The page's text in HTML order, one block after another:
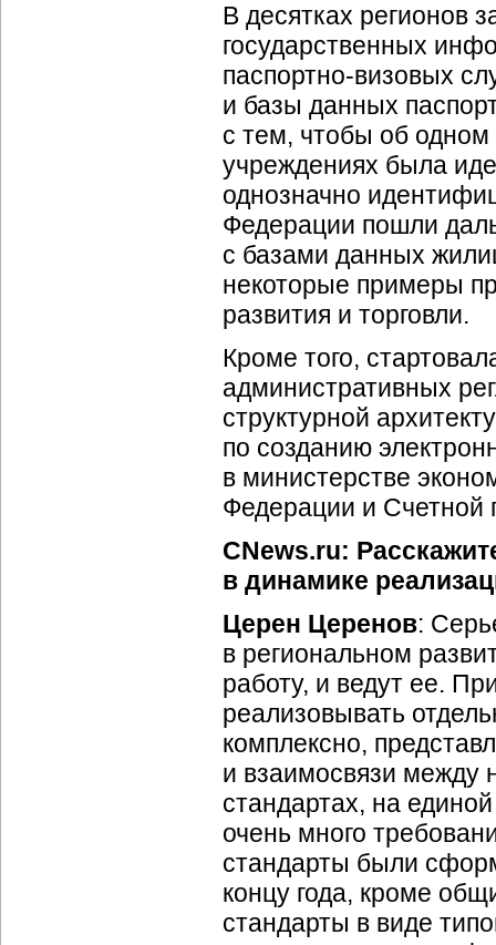
В десятках регионов
государственных
паспортно-визовых
и базы данных
с тем, чтобы об
учреждениях была
однозначно
Федерации пошли
с базами данных
некоторые примеры
развития и торговли.
Кроме того,
административных
структурной
по созданию
в министерстве
Федерации и Счетной
CNews.ru:
в динамике
Церен Церенов:
в региональном
работу, и ведут ее.
реализовывать
комплексно,
и взаимосвязи между
стандартах, на
очень много
стандарты были
концу года, кроме
стандарты в виде